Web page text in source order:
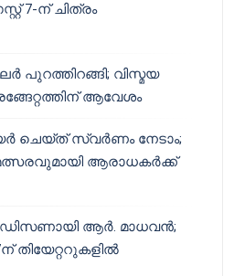
7-ന് ചിത്രം
പുറത്തിറങ്ങി; വിസ്മയ
ആവേശം
ചെയ്‌ത് സ്വർണം നേടാം;
മത്സരവുമായി ആരാധകർക്ക്
ആർ. മാധവൻ;
തിയേറ്ററുകളിൽ